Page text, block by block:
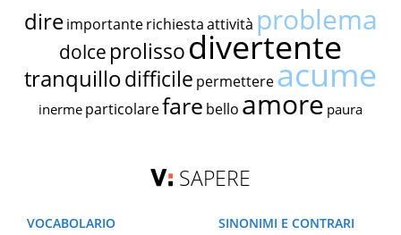
dire importante richiestaattività problema
dolce prolissodivertente
tranquillodifficile permettereacume
inerme particolarefare bello amore paura
SAPERE
VOCABOLARIO
SINONIMI E CONTRARI